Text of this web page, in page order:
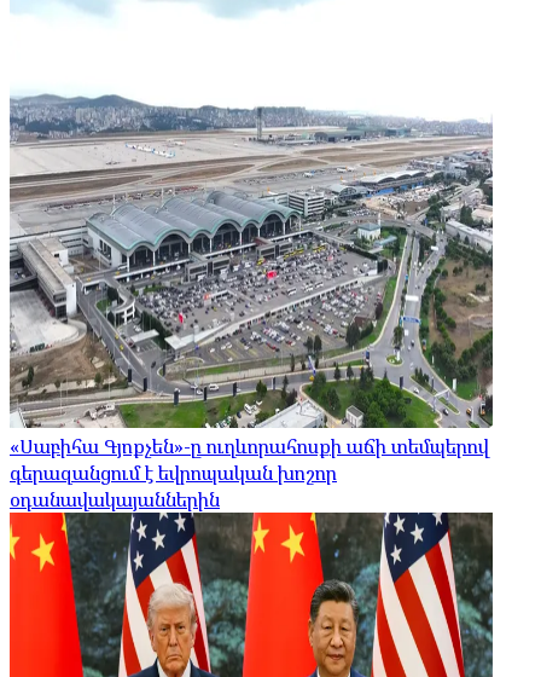
«Սաբիհա Գյոքչեն»-ը ուղևորահոսքի աճի տեմպերով
գերազանցում է եվրոպական խոշոր
օդանավակայաններին